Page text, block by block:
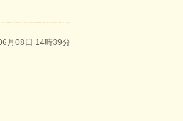
月08日 14時39分